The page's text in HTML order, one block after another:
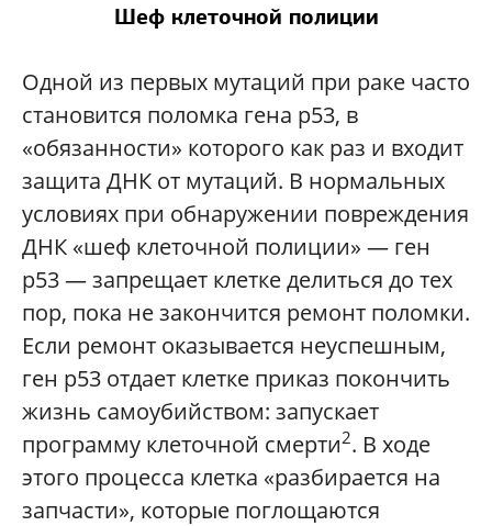
Шеф клеточной полиции
Одной из первых мутаций при раке часто
становится поломка гена p53, в
«обязанности» которого как раз и входит
защита ДНК от мутаций. В нормальных
условиях при обнаружении повреждения
ДНК «шеф клеточной полиции» — ген
p53 — запрещает клетке делиться до тех
пор, пока не закончится ремонт поломки.
Если ремонт оказывается неуспешным,
ген p53 отдает клетке приказ покончить
жизнь самоубийством: запускает
программу клеточной смерти2. В ходе
этого процесса клетка «разбирается на
запчасти», которые поглощаются